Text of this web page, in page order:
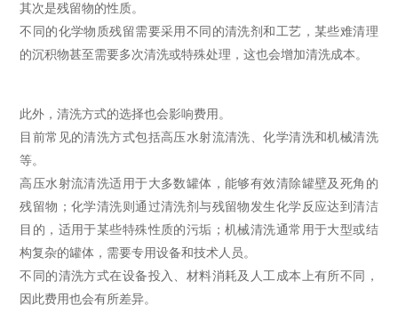
其次是残留物的性质。
不同的化学物质残留需要采用不同的清洗剂和工艺，某些难清理
的沉积物甚至需要多次清洗或特殊处理，这也会增加清洗成本。
此外，清洗方式的选择也会影响费用。
目前常见的清洗方式包括高压水射流清洗、化学清洗和机械清洗
等。
高压水射流清洗适用于大多数罐体，能够有效清除罐壁及死角的
残留物；化学清洗则通过清洗剂与残留物发生化学反应达到清洁
目的，适用于某些特殊性质的污垢；机械清洗通常用于大型或结
构复杂的罐体，需要专用设备和技术人员。
不同的清洗方式在设备投入、材料消耗及人工成本上有所不同，
因此费用也会有所差异。